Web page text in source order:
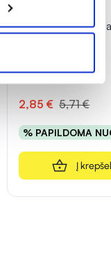
DELIA veido
Įvertinimas 5.0 iš 5
2,85 € 5,71 €
% PAPILDOMA
Į